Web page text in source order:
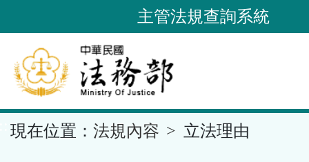
到
要
內
容
區
主管法規查詢系統
現在位置： 法規內容 立法理由